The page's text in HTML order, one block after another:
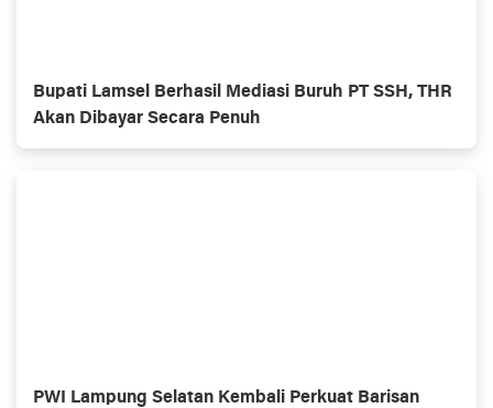
Bupati Lamsel Berhasil Mediasi Buruh PT SSH, THR
Akan Dibayar Secara Penuh
PWI Lampung Selatan Kembali Perkuat Barisan